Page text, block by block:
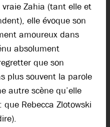
Zahia (tant elle et
elle évoque son
amoureux dans
absolument
que son
plus souvent la parole
autre scène qu’elle
Rebecca Zlotowski